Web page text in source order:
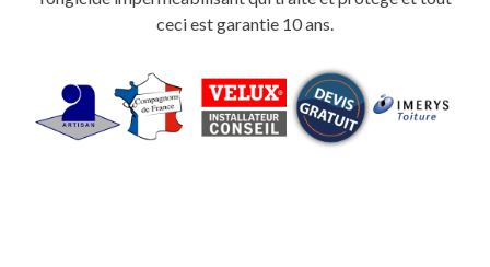
ceci est garantie 10 ans.